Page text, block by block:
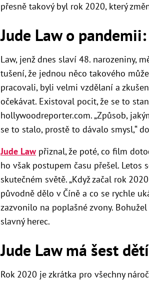
přesně takový byl rok 2020, který
Jude Law o
Law, jenž dnes slaví 48. narozeniny,
tušení, že jednou něco takového
pracovali, byli velmi vzdělaní a
očekávat. Existoval pocit, že se to
hollywoodreporter.com. „Způsob,
se to stalo, prostě to dávalo smysl,“
Jude Law přiznal, že poté, co film
ho však postupem času přešel. Letos
skutečném světě. „Když začal rok
původně dělo v Číně a co se rychle
zazvonilo na poplašné zvony.
slavný herec.
Jude Law má šest dětí
Rok 2020 je zkrátka pro všechny